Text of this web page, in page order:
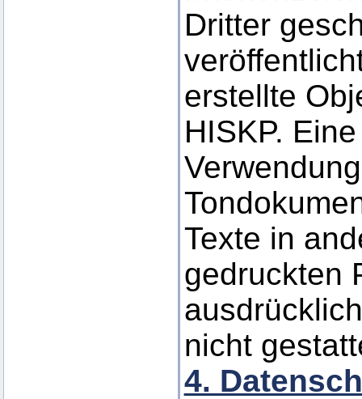
Dritter
erstellte
HISKP.
Texte in
gedruckten
nicht
4.